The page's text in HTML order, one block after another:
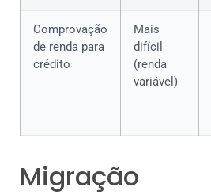
Comprovação
de renda para
crédito
Mais
difícil
(renda
variável)
Migração